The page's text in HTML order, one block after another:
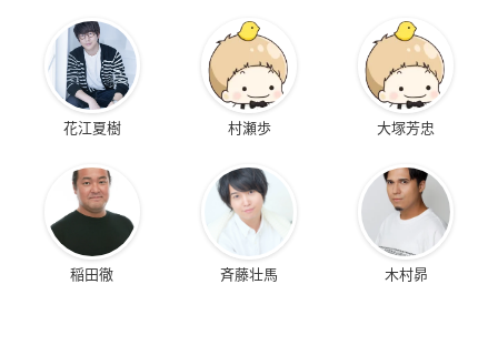
花江夏樹 村瀬歩 大塚芳忠
稲田徹 斉藤壮馬 木村昴